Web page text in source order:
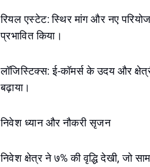
रियल एस्टेट: स्थिर मांग और नए
प्रभावित किया।
लॉजिस्टिक्स: ई-कॉमर्स के उदय और
बढ़ाया।
निवेश ध्यान और नौकरी सृजन
निवेश क्षेत्र ने ७% की वृद्धि देखी, जो